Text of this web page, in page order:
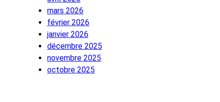
mars 2026
février 2026
janvier 2026
décembre 2025
novembre 2025
octobre 2025